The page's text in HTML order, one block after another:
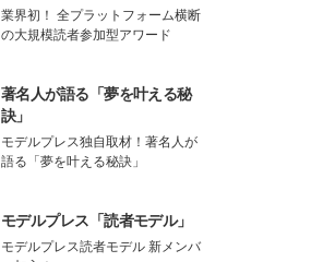
業界初！ 全プラットフォーム横断
の大規模読者参加型アワード
著名人が語る「夢を叶える秘
訣」
モデルプレス独自取材！著名人が
語る「夢を叶える秘訣」
モデルプレス「読者モデル」
モデルプレス読者モデル 新メンバ